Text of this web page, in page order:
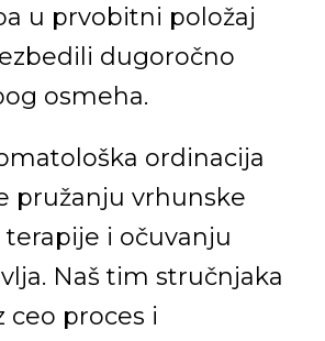
u prvobitni položaj
dugoročno
osmeha.
ordinacija
pružanju vrhunske
i očuvanju
Naš tim stručnjaka
ceo proces i